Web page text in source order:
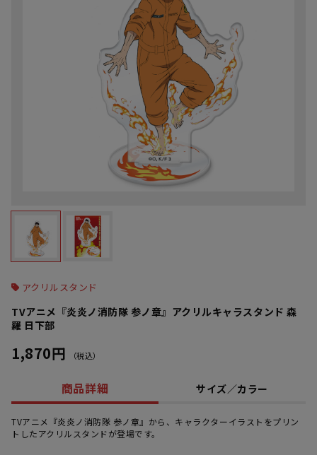
アクリルスタンド
TVアニメ『炎炎ノ消防隊 参ノ章』アクリルキャラスタンド 森
羅 日下部
1,870円 （税込）
商品詳細 サイズ／カラー
TVアニメ『炎炎ノ消防隊 参ノ章』から、キャラクターイラストをプリン
トしたアクリルスタンドが登場です。